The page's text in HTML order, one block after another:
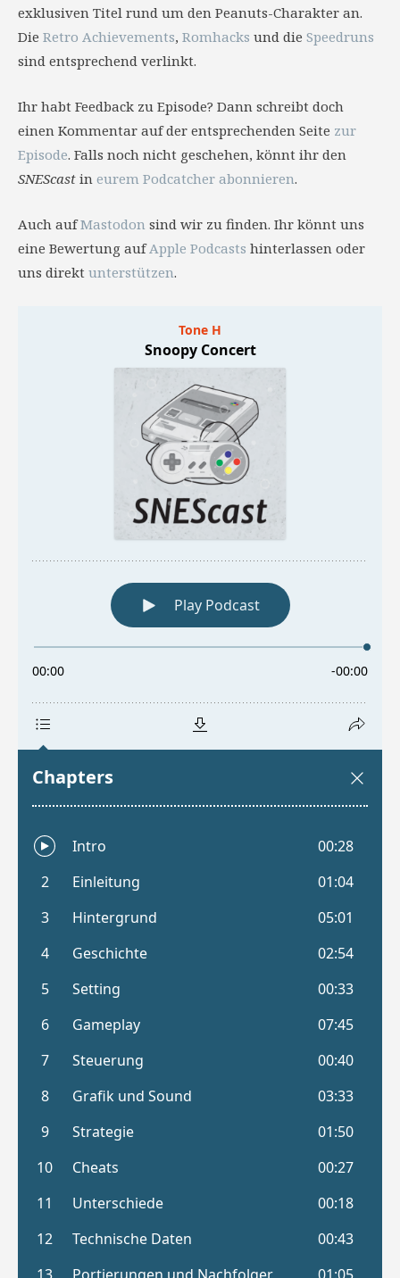
exklusiven Titel rund um den Peanuts-Charakter an.
Die Retro Achievements, Romhacks und die Speedruns
sind entsprechend verlinkt.
Ihr habt Feedback zu Episode? Dann schreibt doch
einen Kommentar auf der entsprechenden Seite zur
Episode. Falls noch nicht geschehen, könnt ihr den
SNEScast in eurem Podcatcher abonnieren.
Auch aufMastodon sind wir zu finden. Ihr könnt uns
eine Bewertung aufApple Podcasts hinterlassen oder
uns direkt unterstützen.